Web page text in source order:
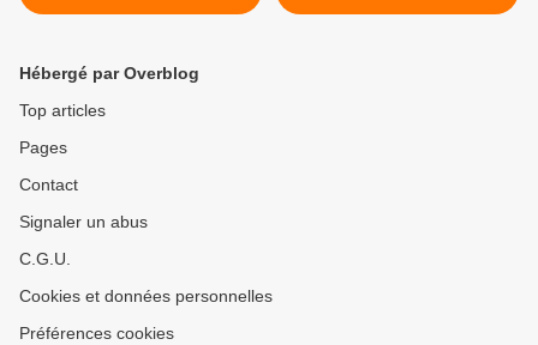
Lundi 13 août 2012 "look
Mardi 14 août 2012
Hébergé par Overblog
Top articles
Pages
Contact
Signaler un abus
C.G.U.
Cookies et données personnelles
Préférences cookies